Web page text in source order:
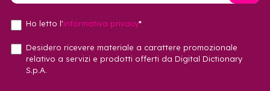
Ho letto l'informativa privacy*
Desidero ricevere materiale a carattere promozionale
relativo a servizi e prodotti offerti da Digital Dictionary
S.p.A.